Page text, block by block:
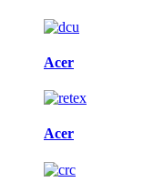
Acer
Acer